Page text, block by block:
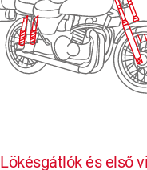
Lökésgátlók és első
3
4
3
4
3
4